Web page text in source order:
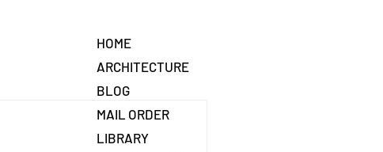
HOME
ARCHITECTURE
BLOG
MAIL ORDER
LIBRARY